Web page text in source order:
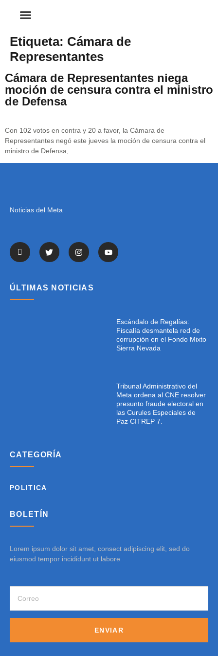
Etiqueta: Cámara de
Representantes
Cámara de Representantes niega
moción de censura contra el ministro
de Defensa
Con 102 votos en contra y 20 a favor, la Cámara de
Representantes negó este jueves la moción de censura contra el
ministro de Defensa,
Noticias del Meta
ÚLTIMAS NOTICIAS
Escándalo de Regalías:
Fiscalía desmantela red de
corrupción en el Fondo Mixto
Sierra Nevada
Tribunal Administrativo del
Meta ordena al CNE resolver
presunto fraude electoral en
las Curules Especiales de
Paz CITREP 7.
CATEGORÍA
POLITICA
BOLETÍN
Lorem ipsum dolor sit amet, consect adipiscing elit, sed do
eiusmod tempor incididunt ut labore
ENVIAR